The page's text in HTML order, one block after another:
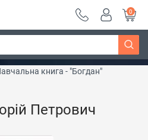
~ 250 грн ~
Дізнатись більше
0
книга - "Богдан"
Петрович